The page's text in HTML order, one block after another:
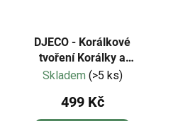
DJECO - Korálkové
tvoření Korálky a
postavičky
Skladem (>5 ks)
499 Kč